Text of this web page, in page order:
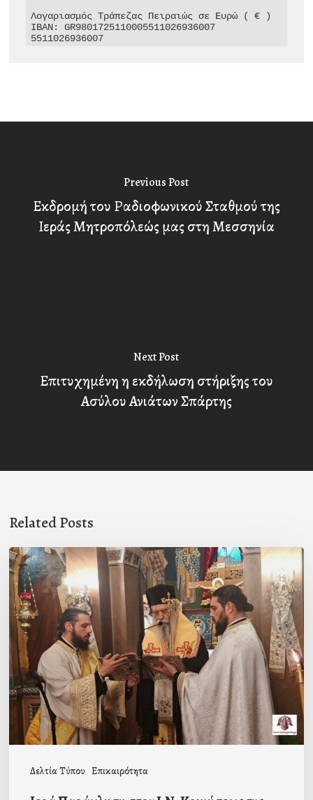
Λογαριασμός Τράπεζας Πειραιώς σε Ευρώ ( € )
IBAN: GR9801725110005511026936007
5511026936007
Previous Post
Εκδρομή του Ραδιοφωνικού Σταθμού της
Ιεράς Μητροπόλεώς μας στη Μεσσηνία
Next Post
Επιτυχημένη η εκδήλωση στήριξης του
Ασύλου Ανιάτων Σπάρτης
Related Posts
Δελτία Τύπου Επικαιρότητα
Ιερά
Παράκληση
στον
Ι.Ν.
Κοιμήσεως
της
Θεοτόκου
Μαγούλας